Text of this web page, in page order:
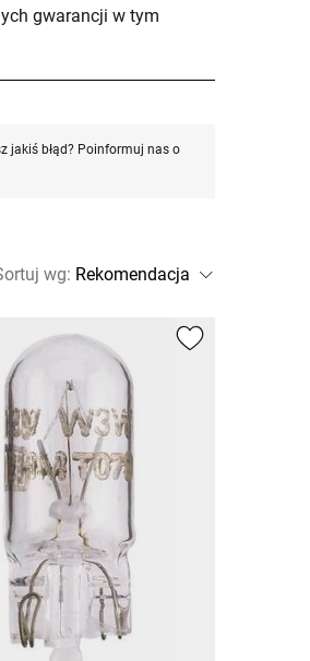
gwarancji w tym
jakiś błąd? Poinformuj nas o
wg: